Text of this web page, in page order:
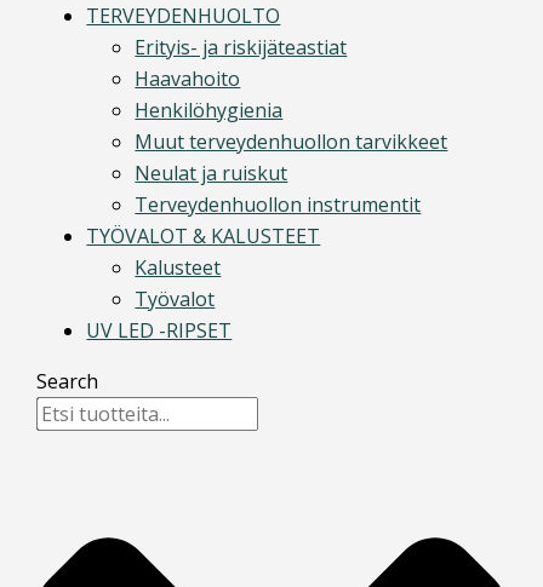
TERVEYDENHUOLTO
Erityis- ja riskijäteastiat
Haavahoito
Henkilöhygienia
Muut terveydenhuollon tarvikkeet
Neulat ja ruiskut
Terveydenhuollon instrumentit
TYÖVALOT & KALUSTEET
Kalusteet
Työvalot
UV LED -RIPSET
Search